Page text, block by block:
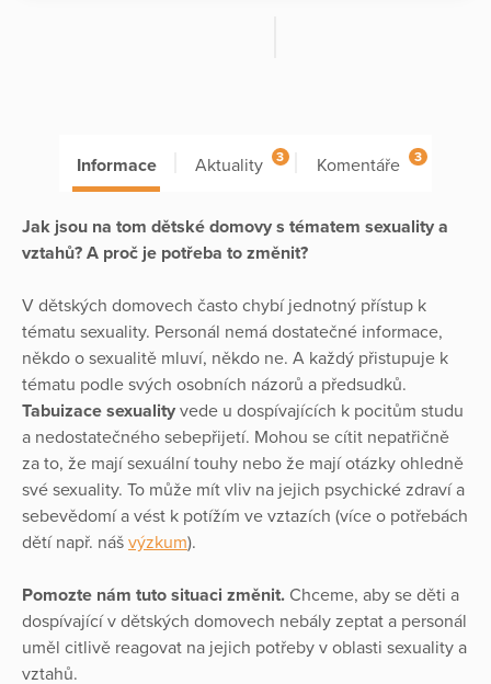
Informace Aktuality 3 Komentáře 3
Jak jsou na tom dětské domovy s tématem sexuality a
vztahů? A proč je potřeba to změnit?
V dětských domovech často chybí jednotný přístup k
tématu sexuality. Personál nemá dostatečné informace,
někdo o sexualitě mluví, někdo ne. A každý přistupuje k
tématu podle svých osobních názorů a předsudků.
Tabuizace sexuality vede u dospívajících k pocitům studu
a nedostatečného sebepřijetí. Mohou se cítit nepatřičně
za to, že mají sexuální touhy nebo že mají otázky ohledně
své sexuality. To může mít vliv na jejich psychické zdraví a
sebevědomí a vést k potížím ve vztazích (více o potřebách
dětí např. náš výzkum).
Pomozte nám tuto situaci změnit. Chceme, aby se děti a
dospívající v dětských domovech nebály zeptat a personál
uměl citlivě reagovat na jejich potřeby v oblasti sexuality a
vztahů.